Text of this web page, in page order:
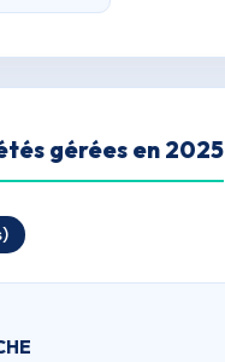
gérées en 2025